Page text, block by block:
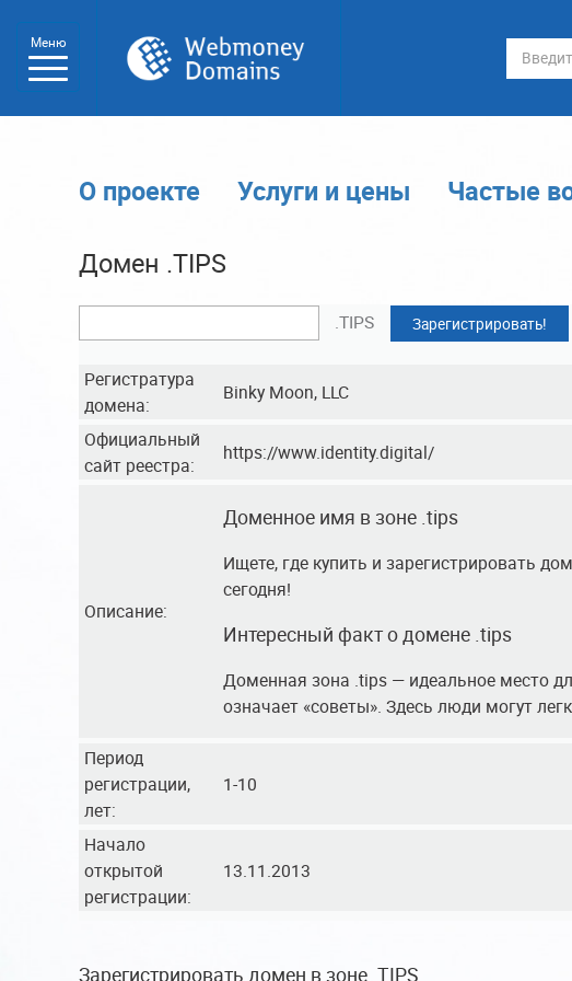
Меню
О проекте Услуги и цены Частые
Домен .TIPS
.TIPS Зарегистрировать!
Регистратура
домена:
Binky Moon, LLC
Официальный
сайт реестра:
https://www.identity.digital/
Описание:
Доменное имя в зоне .tips
Ищете, где купить и зарегистрировать
сегодня!
Интересный факт о домене .tips
Доменная зона .tips — идеальное место
означает «советы». Здесь люди могут
Период
регистрации,
лет:
1-10
Начало
открытой
регистрации:
13.11.2013
Зарегистрировать домен в зоне .TIPS